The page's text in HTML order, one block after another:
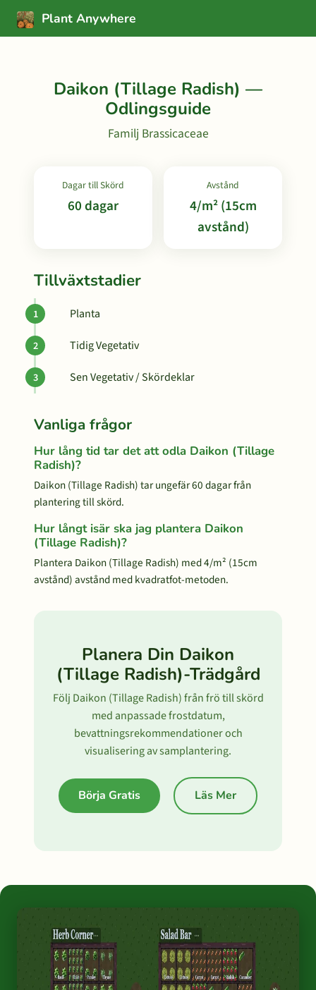
Plant Anywhere
Daikon (Tillage Radish) —
Odlingsguide
Familj Brassicaceae
Dagar till Skörd
60 dagar
Avstånd
4/m² (15cm
avstånd)
Tillväxtstadier
Planta
Tidig Vegetativ
Sen Vegetativ / Skördeklar
Vanliga frågor
Hur lång tid tar det att odla Daikon (Tillage
Radish)?
Daikon (Tillage Radish) tar ungefär 60 dagar från
plantering till skörd.
Hur långt isär ska jag plantera Daikon
(Tillage Radish)?
Plantera Daikon (Tillage Radish) med 4/m² (15cm
avstånd) avstånd med kvadratfot-metoden.
Planera Din Daikon
(Tillage Radish)-Trädgård
Följ Daikon (Tillage Radish) från frö till skörd
med anpassade frostdatum,
bevattningsrekommendationer och
visualisering av samplantering.
Börja Gratis Läs Mer